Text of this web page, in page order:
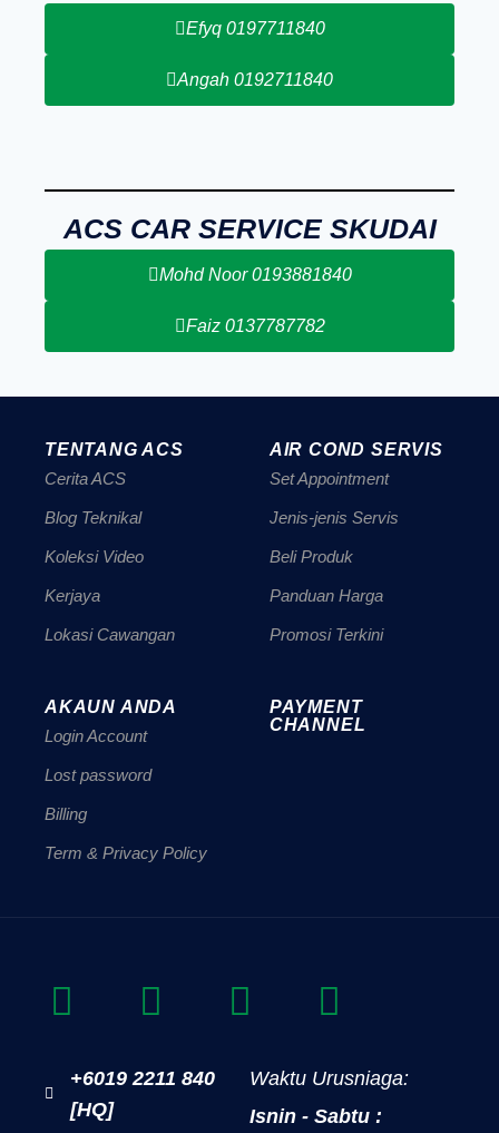
Efyq 0197711840
Angah 0192711840
ACS CAR SERVICE SKUDAI
Mohd Noor 0193881840
Faiz 0137787782
TENTANG ACS
Cerita ACS
Blog Teknikal
Koleksi Video
Kerjaya
Lokasi Cawangan
AIR COND SERVIS
Set Appointment
Jenis-jenis Servis
Beli Produk
Panduan Harga
Promosi Terkini
AKAUN ANDA
Login Account
Lost password
Billing
Term & Privacy Policy
PAYMENT
CHANNEL
+6019 2211 840
[HQ]
Waktu Urusniaga:
Isnin - Sabtu :